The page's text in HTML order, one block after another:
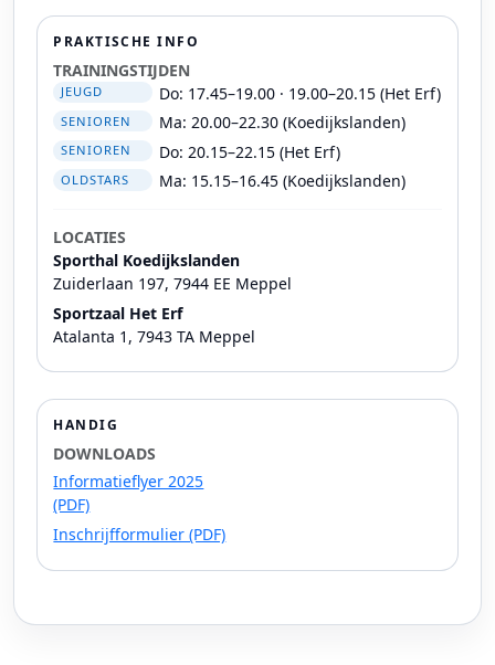
PRAKTISCHE INFO
TRAININGSTIJDEN
JEUGD Do: 17.45–19.00 · 19.00–20.15 (Het Erf)
SENIOREN Ma: 20.00–22.30 (Koedijkslanden)
SENIOREN Do: 20.15–22.15 (Het Erf)
OLDSTARS Ma: 15.15–16.45 (Koedijkslanden)
LOCATIES
Sporthal Koedijkslanden
Zuiderlaan 197, 7944 EE Meppel
Sportzaal Het Erf
Atalanta 1, 7943 TA Meppel
HANDIG
DOWNLOADS
Informatieflyer 2025
(PDF)
Inschrijfformulier (PDF)